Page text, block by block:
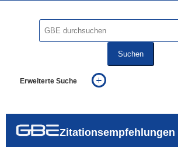
Suchen
Erweiterte Suche
auch in allen Texten suchen (Volltextsuche)
Zitationsempfehlungen